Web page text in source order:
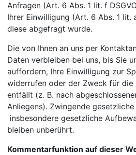
Anfragen (Art. 6 Abs. 1 lit. f
Ihrer Einwilligung (Art. 6 Abs. 1 lit.
diese abgefragt wurde.
Die von Ihnen an uns per
Daten verbleiben bei uns, bis Sie
auffordern, Ihre Einwilligung zur
widerrufen oder der Zweck für die
entfällt (z. B. nach
Anliegens). Zwingende
insbesondere gesetzliche
bleiben unberührt.
Kommentarfunktion auf dieser